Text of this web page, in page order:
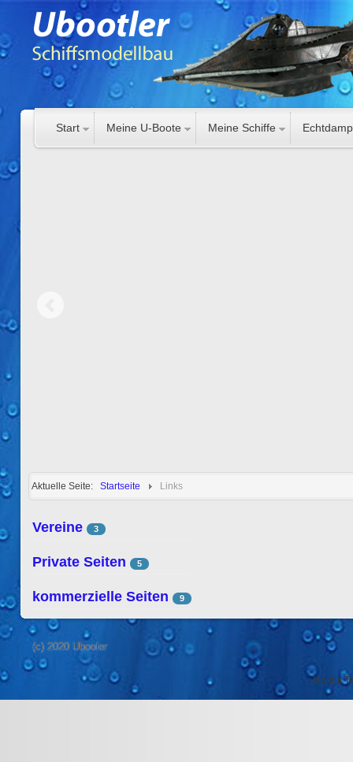
Start Meine U-Boote Meine Schiffe
Aktuelle Seite: Startseite Links
Vereine 3
Private Seiten 5
kommerzielle Seiten 9
(c) 2020 Ubooler
Joomla